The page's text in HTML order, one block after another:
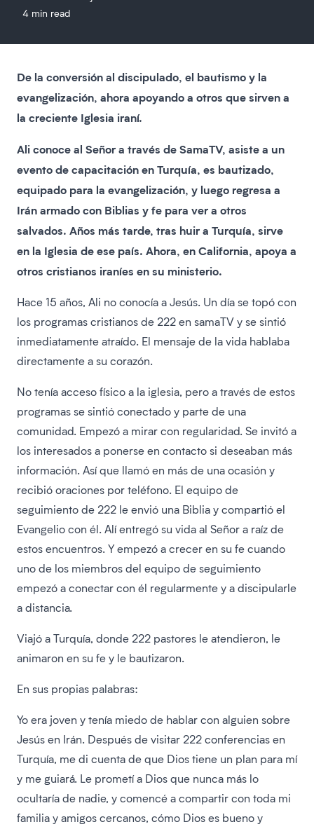
4 min read
De la conversión al discipulado, el bautismo y la
evangelización, ahora apoyando a otros que sirven a
la creciente Iglesia iraní.
Ali conoce al Señor a través de SamaTV, asiste a un
evento de capacitación en Turquía, es bautizado,
equipado para la evangelización, y luego regresa a
Irán armado con Biblias y fe para ver a otros
salvados. Años más tarde, tras huir a Turquía, sirve
en la Iglesia de ese país. Ahora, en California, apoya a
otros cristianos iraníes en su ministerio.
Hace 15 años, Ali no conocía a Jesús. Un día se topó con
los programas cristianos de 222 en samaTV y se sintió
inmediatamente atraído. El mensaje de la vida hablaba
directamente a su corazón.
No tenía acceso físico a la iglesia, pero a través de estos
programas se sintió conectado y parte de una
comunidad. Empezó a mirar con regularidad. Se invitó a
los interesados a ponerse en contacto si deseaban más
información. Así que llamó en más de una ocasión y
recibió oraciones por teléfono. El equipo de
seguimiento de 222 le envió una Biblia y compartió el
Evangelio con él. Alí entregó su vida al Señor a raíz de
estos encuentros. Y empezó a crecer en su fe cuando
uno de los miembros del equipo de seguimiento
empezó a conectar con él regularmente y a discipularle
a distancia.
Viajó a Turquía, donde 222 pastores le atendieron, le
animaron en su fe y le bautizaron.
En sus propias palabras:
Yo era joven y tenía miedo de hablar con alguien sobre
Jesús en Irán. Después de visitar 222 conferencias en
Turquía, me di cuenta de que Dios tiene un plan para mí
y me guiará. Le prometí a Dios que nunca más lo
ocultaría de nadie, y comencé a compartir con toda mi
familia y amigos cercanos, cómo Dios es bueno y